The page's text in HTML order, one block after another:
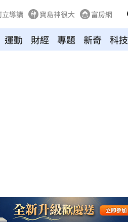
立導讀 寶島神很大 富房網
運動 財經 專題 新奇 科技